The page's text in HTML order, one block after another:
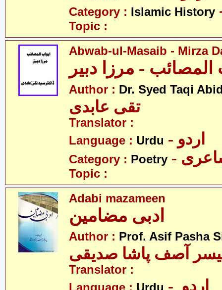
Category : Islamic History
Topic :
Abwab-ul-Masaib - Mirza
المصائب - مرزا دبیر
Author : Dr. Syed Taqi
تقی عابدی
Translator :
Language : Urdu - اردو
Category : Poetry
Topic :
Adabi mazameen
Author : Prof. Asif Pasha
آصف پاشا صدیقی
Translator :